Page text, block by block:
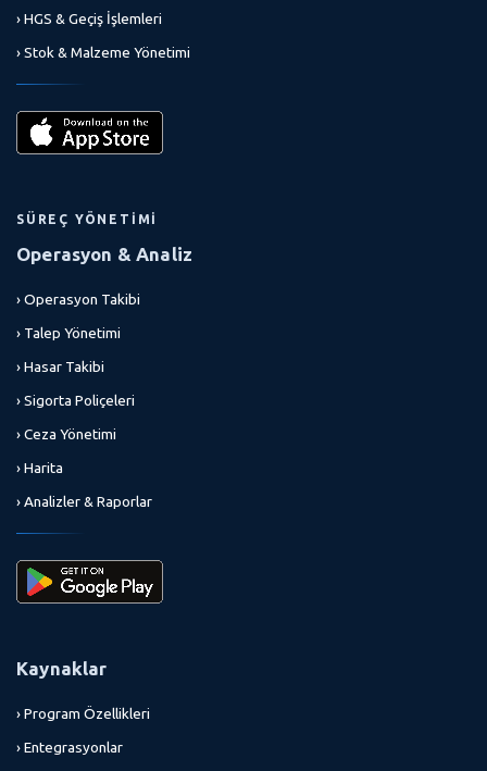
› HGS & Geçiş İşlemleri
› Stok & Malzeme Yönetimi
SÜREÇ YÖNETIMI
Operasyon & Analiz
› Operasyon Takibi
› Talep Yönetimi
› Hasar Takibi
› Sigorta Poliçeleri
› Ceza Yönetimi
› Harita
› Analizler & Raporlar
Kaynaklar
› Program Özellikleri
› Entegrasyonlar